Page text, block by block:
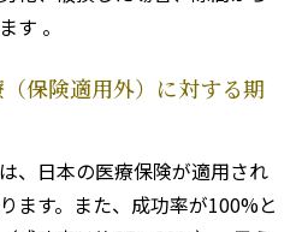
す 。
保険適用外）に対する期
、日本の医療保険が適用され
ます。また、成功率が100%と